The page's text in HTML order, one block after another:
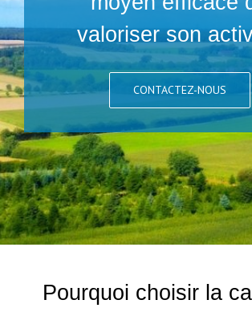
valoriser son
CONTACTEZ-NOUS
Pourquoi choisir la